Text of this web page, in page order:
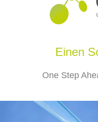
Einen
One Step